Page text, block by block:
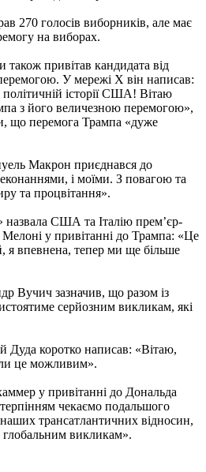
270 голосів виборників, але має
на виборах.
привітав кандидата від
перемогою. У мережі Х він написав:
історії США! Вітаю
з його величезною перемогою»,
що перемога Трампа «дуже
Макрон приєднався до
і моїми. З повагою та
та процвітання».
назвала США та Італію прем’єр-
Мелоні у привітанні до Трампа: «Це
я впевнена, тепер ми ще більше
Вучич зазначив, що разом із
серйозним викликам, які
коротко написав: «Вітаю,
це можливим».
у привітанні до Дональда
чекаємо подальшого
трансатлантичних відносин,
викликам».